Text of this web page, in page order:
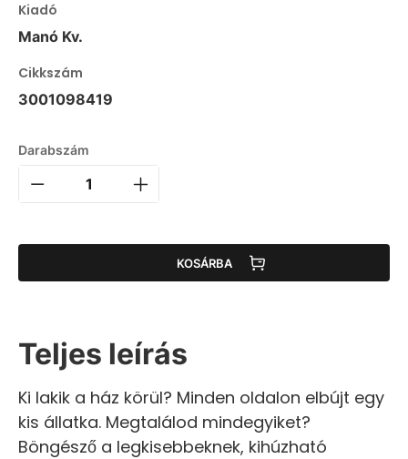
Kiadó
Manó Kv.
Cikkszám
3001098419
Darabszám
KOSÁRBA
Teljes leírás
Ki lakik a ház körül? Minden oldalon elbújt egy
kis állatka. Megtalálod mindegyiket?
Böngésző a legkisebbeknek, kihúzható